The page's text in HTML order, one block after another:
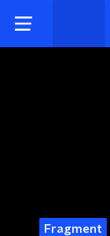
Fragment